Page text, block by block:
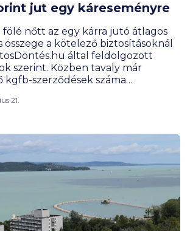
jut egy káreseményre
nőtt az egy kárra jutó átlagos
összege a kötelező biztosításoknál
által feldolgozott
szerint. Közben tavaly már
kgfb-szerződések száma
magyarázható.
21.